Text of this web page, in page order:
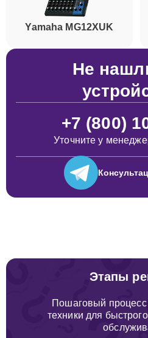
Yamaha MG12XUK
Не
+7 (800)
Уточните у
Этапы
Пошаговый
техники для